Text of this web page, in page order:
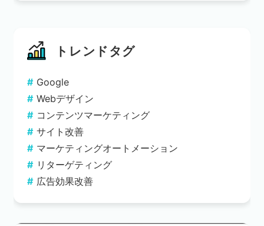
トレンドタグ
Google
Webデザイン
コンテンツマーケティング
サイト改善
マーケティングオートメーション
リターゲティング
広告効果改善